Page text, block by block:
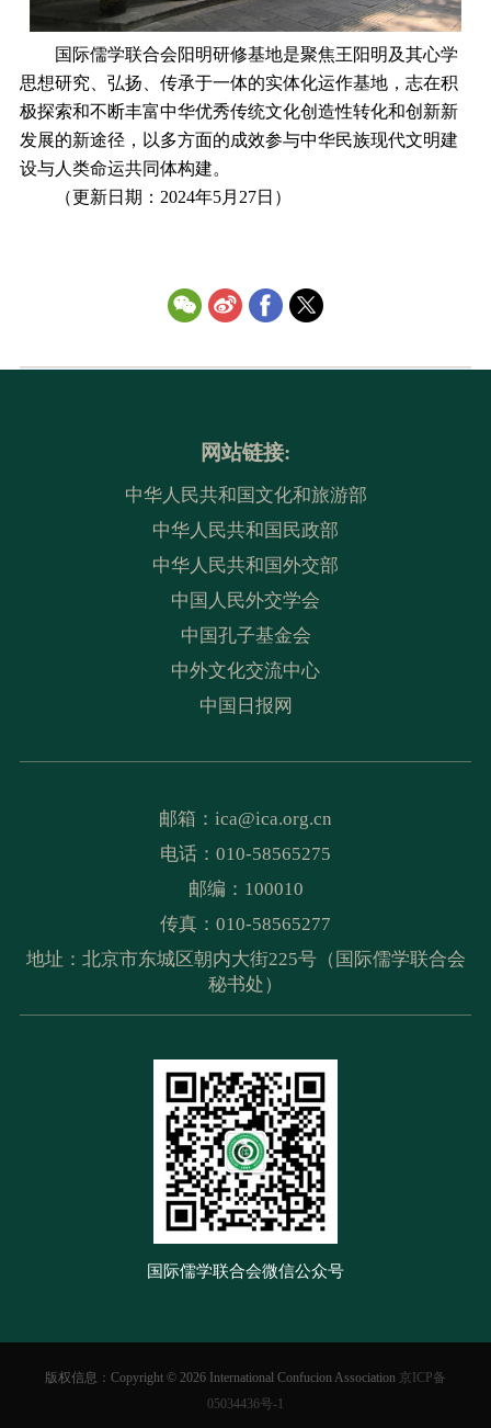
国际儒学联合会阳明研修基地是聚焦王阳明及其心学
思想研究、弘扬、传承于一体的实体化运作基地，志在积
极探索和不断丰富中华优秀传统文化创造性转化和创新新
发展的新途径，以多方面的成效参与中华民族现代文明建
设与人类命运共同体构建。
（更新日期：2024年5月27日）
网站链接:
中华人民共和国文化和旅游部
中华人民共和国民政部
中华人民共和国外交部
中国人民外交学会
中国孔子基金会
中外文化交流中心
中国日报网
邮箱： ica@ica.org.cn
电话：010-58565275
邮编：100010
传真：010-58565277
地址：北京市东城区朝内大街225号（国际儒学联合会
秘书处）
国际儒学联合会微信公众号
版权信息：Copyright © 2026 International Confucion Association 京ICP备
05034436号-1